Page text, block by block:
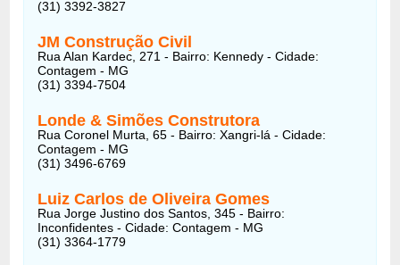
(31) 3392-3827
JM Construção Civil
Rua Alan Kardec, 271 - Bairro: Kennedy - Cidade:
Contagem - MG
(31) 3394-7504
Londe & Simões Construtora
Rua Coronel Murta, 65 - Bairro: Xangri-lá - Cidade:
Contagem - MG
(31) 3496-6769
Luiz Carlos de Oliveira Gomes
Rua Jorge Justino dos Santos, 345 - Bairro:
Inconfidentes - Cidade: Contagem - MG
(31) 3364-1779